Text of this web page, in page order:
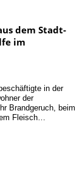
dem Stadt-
im
in der
der
Brandgeruch, beim
Fleisch…